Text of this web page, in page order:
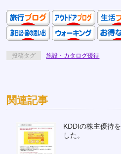
投稿タグ 施設・カタログ優待
関連記事
KDDIの株主優待
した。